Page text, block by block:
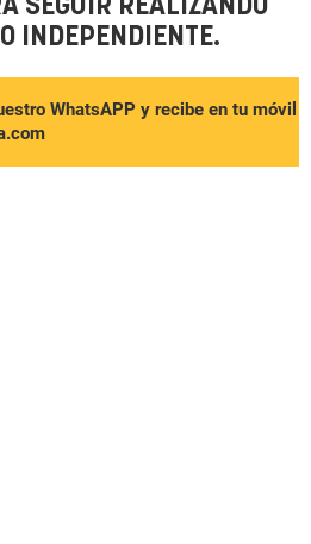
SEGUIR REALIZANDO
INDEPENDIENTE.
WhatsAPP y recibe en tu móvil